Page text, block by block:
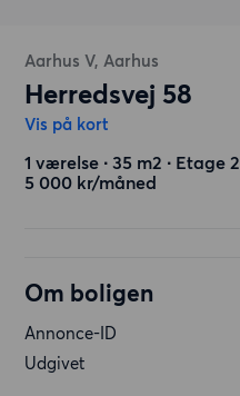
Aarhus V, Aarhus
Herredsvej 58
Vis på kort
1 værelse ∙ 35 m2 ∙ Etage 2
5 000 kr/måned
Om boligen
Annonce-ID
Udgivet